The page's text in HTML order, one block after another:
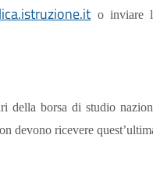
o inviare
della borsa di studio
devono ricevere